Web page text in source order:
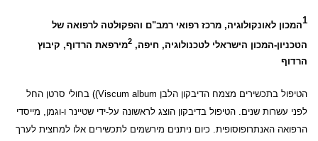
1המכון לאונקולוגיה, מרכז רפואי רמב"ם והפקולטה לרפואה של
הטכניון-המכון הישראלי לטכנולוגיה, חיפה, 2מירפאת הרדוף, קיבוץ
הרדוף
הטיפול בתכשירים מצמח הדיבקון הלבן Viscum album) ) בחולי סרטן החל
לפני עשרות שנים. הטיפול בדיבקון הוצג לראשונה על-ידי שטיינר ו-וגמן, מייסדי
הרפואה האנתרופוסופית. כיום ניתנים מירשמים לתכשירים אלו למחצית לערך